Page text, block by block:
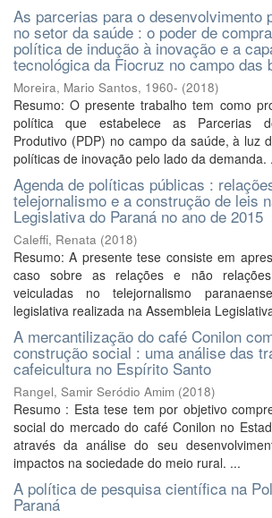
As parcerias para o desenvolvimento
no setor da saúde : o poder de
política de indução à inovação e a
tecnológica da Fiocruz no campo das
Moreira, Mario Santos, 1960- (2018)
Resumo: O presente trabalho tem como
política que estabelece as Parcerias
Produtivo (PDP) no campo da saúde, à luz
políticas de inovação pelo lado da demanda.
Agenda de políticas públicas :
telejornalismo e a construção de leis
Legislativa do Paraná no ano de 2015
Caleffi, Renata (2018)
Resumo: A presente tese consiste em
caso sobre as relações e não
veiculadas no telejornalismo
legislativa realizada na Assembleia
A mercantilização do café Conilon
construção social : uma análise das
cafeicultura no Espírito Santo
Rangel, Samir Seródio Amim (2018)
Resumo : Esta tese tem por objetivo
social do mercado do café Conilon no
através da análise do seu
impactos na sociedade do meio rural. ...
A política de pesquisa científica na
Paraná